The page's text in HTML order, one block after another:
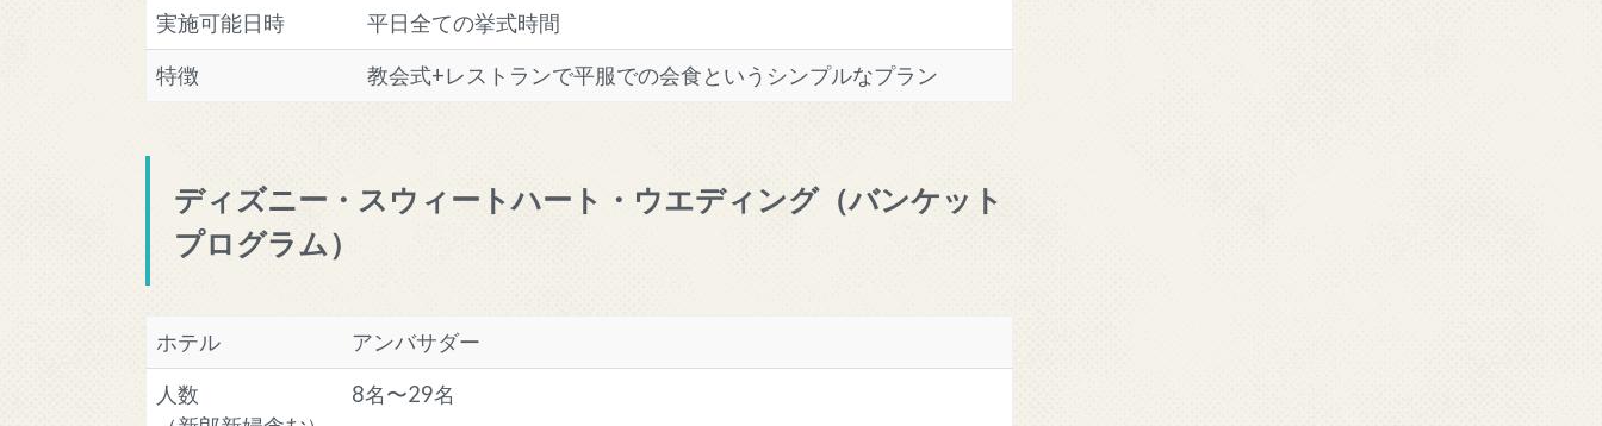
実施可能日時
平日全ての挙式時間
特徴
教会式+レストランで平服での会食というシンプルなプラン
ディズニー・スウィートハート・ウエディング（バンケット
プログラム）
ホテル
アンバサダー
人数
8名〜29名